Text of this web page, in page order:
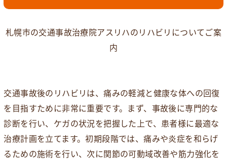
札幌市の交通事故治療院アスリハのリハビリについてご案
内
交通事故後のリハビリは、痛みの軽減と健康な体への回復
を目指すために非常に重要です。まず、事故後に専門的な
診断を行い、ケガの状況を把握した上で、患者様に最適な
治療計画を立てます。初期段階では、痛みや炎症を和らげ
るための施術を行い、次に関節の可動域改善や筋力強化を